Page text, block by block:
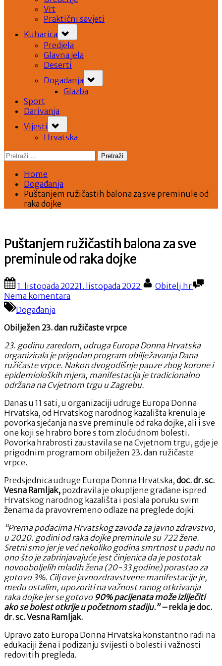
Vrt
Praktični savjeti
Kuharica
sub-
menu
Predjela
Glavna jela
Deserti
Događanja
sub-
menu
Glazba
Sport
Darivanja
Vijesti
sub-
menu
Hrvatska
Pretraži:
Home
Događanja
Puštanjem ružičastih balona za sve preminule od
raka dojke
Puštanjem ružičastih balona za sve
preminule od raka dojke
Posted
on
1. listopada 20221. listopada 2022 By
Obitelj.hr
Nema komentara
balona
sve
preminule
od
raka
dojke
Događanja
Obilježen 23. dan ružičaste vrpce
23. godinu zaredom, udruga Europa Donna Hrvatska
organizirala je prigodan program obilježavanja Dana
ružičaste vrpce. Nakon dvogodišnje pauze zbog korone i
epidemioloških mjera, manifestacija je tradicionalno
održana na Cvjetnom trgu u Zagrebu.
Danas u 11 sati, u organizaciji udruge Europa Donna
Hrvatska, od Hrvatskog narodnog kazališta krenula je
povorka sjećanja na sve preminule od raka dojke, ali i sve
one koji se hrabro bore s tom zloćudnom bolesti.
Povorka hrabrosti zaustavila se na Cvjetnom trgu, gdje je
prigodnim programom obilježen 23. dan ružičaste
vrpce.
Predsjednica udruge Europa Donna Hrvatska, doc. dr. sc.
Vesna Ramljak, pozdravila je okupljene građane ispred
Hrvatskog narodnog kazališta i poslala poruku svim
ženama da pravovremeno odlaze na preglede dojki.
“Prema podacima Hrvatskog zavoda za javno zdravstvo,
u 2020. godini od raka dojke preminule su 722 žene.
Sretni smo jer je već nekoliko godina smrtnost u padu no
ono što je zabrinjavajuće jest činjenica da je postotak
novooboljelih mladih žena (20-33 godine) porastao za
gotovo 3%. Cilj ove javnozdravstvene manifestacije je,
među ostalim, upozoriti na važnost ranog otkrivanja
raka dojke jer se gotovo 90% pacijenata može izliječiti
ako se bolest otkrije u početnom stadiju.” –rekla jedoc.
dr. sc. Vesna Ramljak.
Upravo zato Europa Donna Hrvatska konstantno radi na
edukaciji žena i podizanju svijesti o bolesti i važnosti
redovitih pregleda.